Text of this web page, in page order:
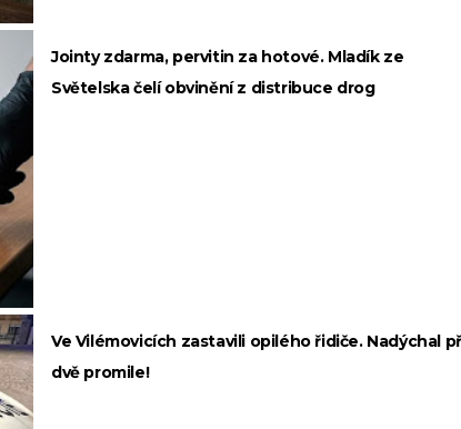
Jointy zdarma, pervitin za hotové. Mladík ze
Světelska čelí obvinění z distribuce drog
Ve Vilémovicích zastavili opilého řidiče. Nadýchal
dvě promile!